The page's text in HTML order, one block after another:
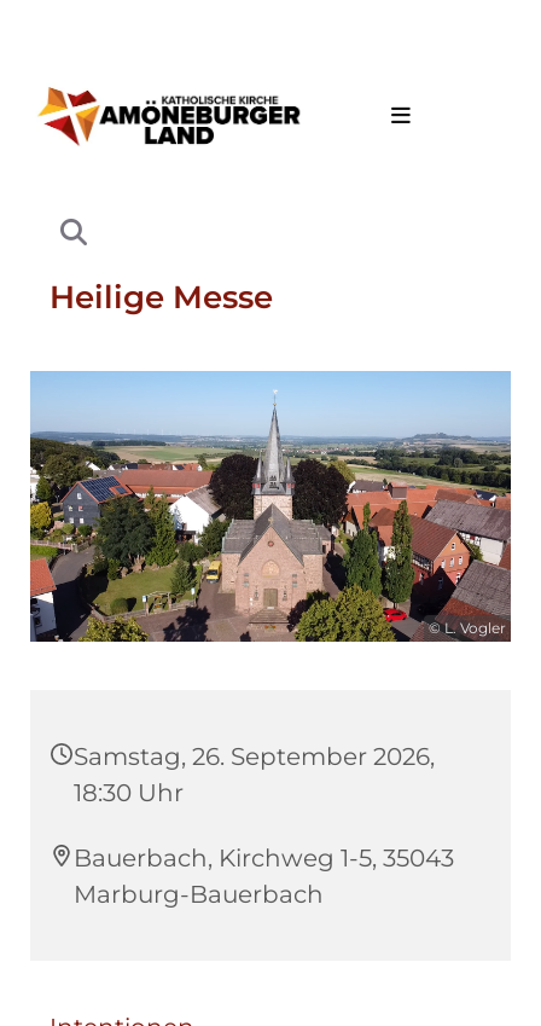
Heilige Messe
© L. Vogler
Samstag, 26. September 2026,
18:30 Uhr
Bauerbach, Kirchweg 1-5, 35043
Marburg-Bauerbach